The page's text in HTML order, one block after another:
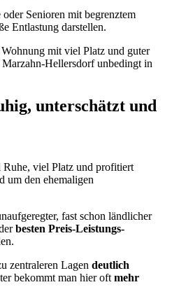
Senioren mit begrenztem
Entlastung darstellen.
mit viel Platz und guter
Hellersdorf unbedingt in
unterschätzt und
viel Platz und profitiert
um den ehemaligen
fast schon ländlicher
besten Preis-Leistungs-
zentraleren Lagen deutlich
bekommt man hier oft mehr